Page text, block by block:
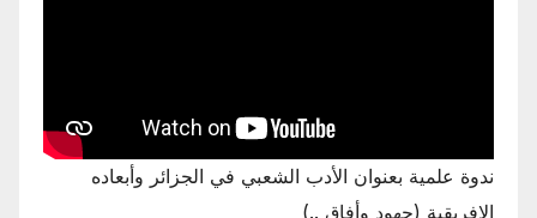
ندوة علمية بعنوان الأدب الشعبي في الجزائر وأبعاده
الإفريقية (جهود وأفاق ..)